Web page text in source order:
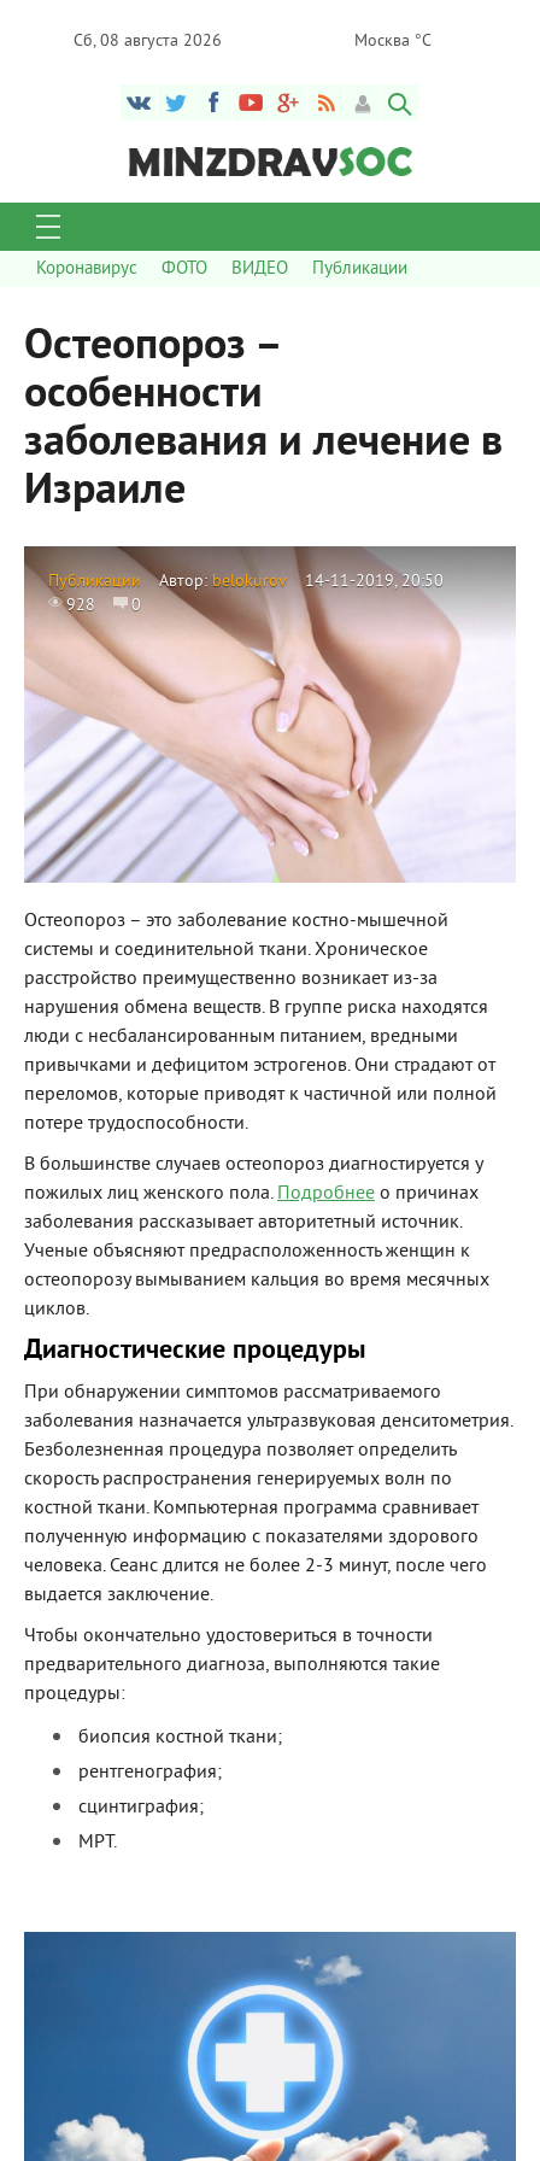
Сб, 08 августа 2026 Москва °C
Коронавирус ФОТО ВИДЕО Публикации
Остеопороз –
особенности
заболевания и лечение в
Израиле
Публикации Автор: belokurov
14-11-2019, 20:50
928
0
Остеопороз – это заболевание костно-мышечной
системы и соединительной ткани. Хроническое
расстройство преимущественно возникает из-за
нарушения обмена веществ. В группе риска находятся
люди с несбалансированным питанием, вредными
привычками и дефицитом эстрогенов. Они страдают от
переломов, которые приводят к частичной или полной
потере трудоспособности.
В большинстве случаев остеопороз диагностируется у
пожилых лиц женского пола. Подробнее о причинах
заболевания рассказывает авторитетный источник.
Ученые объясняют предрасположенность женщин к
остеопорозу вымыванием кальция во время месячных
циклов.
Диагностические процедуры
При обнаружении симптомов рассматриваемого
заболевания назначается ультразвуковая денситометрия.
Безболезненная процедура позволяет определить
скорость распространения генерируемых волн по
костной ткани. Компьютерная программа сравнивает
полученную информацию с показателями здорового
человека. Сеанс длится не более 2-3 минут, после чего
выдается заключение.
Чтобы окончательно удостовериться в точности
предварительного диагноза, выполняются такие
процедуры:
биопсия костной ткани;
рентгенография;
сцинтиграфия;
МРТ.